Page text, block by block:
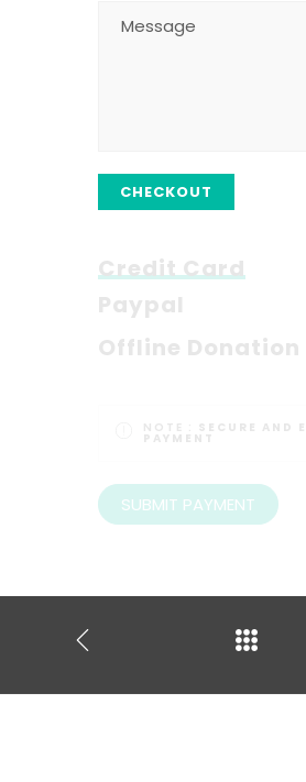
CHECKOUT
Credit Card
Paypal
Offline Donation
NOTE : SECURE AND
PAYMENT